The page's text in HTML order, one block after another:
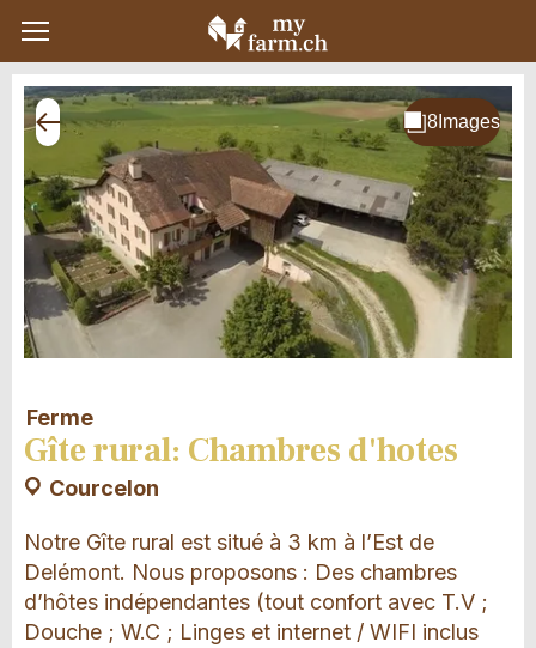
Ferme
Gîte rural: Chambres d'hotes
Courcelon
Notre Gîte rural est situé à 3 km à l’Est de
Delémont. Nous proposons : Des chambres
d’hôtes indépendantes (tout confort avec T.V ;
Douche ; W.C ; Linges et internet / WIFI inclus